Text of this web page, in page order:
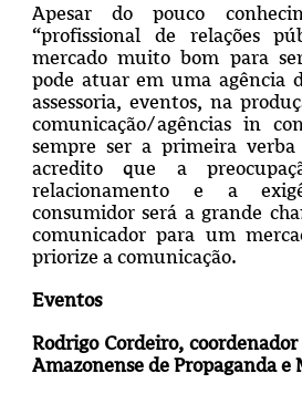
Apesar do pouco
“profissional de relações
mercado muito bom para
pode atuar em uma agência
assessoria, eventos, na
comunicação/agências in
sempre ser a primeira
acredito que a
relacionamento e a
consumidor será a grande
comunicador para um
priorize a comunicação.
Eventos
Rodrigo Cordeiro,
Amazonense de Propaganda